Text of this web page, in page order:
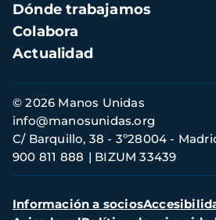
Dónde trabajamos
Colabora
Actualidad
Información
de
contacto
© 2026 Manos Unidas
C/ Barquillo, 38 - 3º28004 -
900 811 888
BIZUM 33439
info@manosunidas.org
Menú
Información a socios